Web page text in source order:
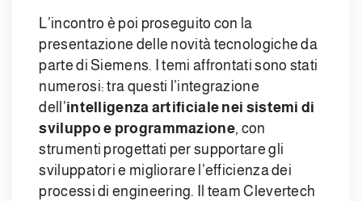
L’incontro è poi proseguito con la
presentazione delle novità tecnologiche da
parte di Siemens. I temi affrontati sono stati
numerosi: tra questi l’integrazione
dell’intelligenza artificiale nei sistemi di
sviluppo e programmazione, con
strumenti progettati per supportare gli
sviluppatori e migliorare l’efficienza dei
processi di engineering. Il team Clevertech